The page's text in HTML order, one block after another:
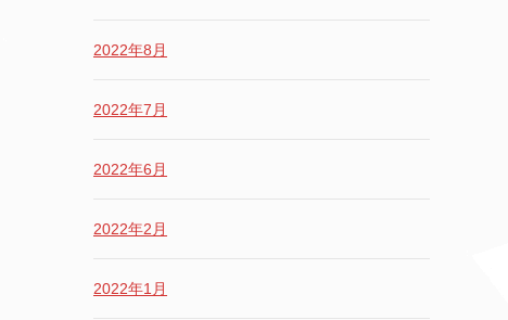
2022年8月
2022年7月
2022年6月
2022年2月
2022年1月